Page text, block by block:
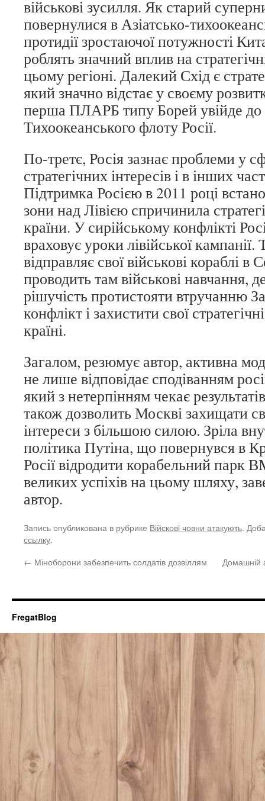
військові зусилля. Як старий
повернулися в Азіатсько-
протидії зростаючої потужності
роблять значний вплив на
цьому регіоні. Далекий Схід є
який значно відстає у своєму
перша ПЛАРБ типу Борей увійде до
Тихоокеанського флоту Росії.
По-третє, Росія зазнає проблеми у
стратегічних інтересів і в інших
Підтримка Росією в 2011 році
зони над Лівією спричинила
країни. У сирійському конфлікті
враховує уроки лівійської кампанії.
відправляє свої військові кораблі в
проводить там військові навчання,
рішучість протистояти втручанню
конфлікт і захистити свої
країні.
Загалом, резюмує автор, активна
не лише відповідає сподіванням
який з нетерпінням чекає
також дозволить Москві захищати
інтереси з більшою силою. Зріла
політика Путіна, що повернувся в
Росії відродити корабельний парк
великих успіхів на цьому шляху,
автор.
Запись опубликована в рубрике Війскові човни атакують.
ссылку.
← Міноборони забезпечить солдатів дозвіллям Домашній
FregatBlog